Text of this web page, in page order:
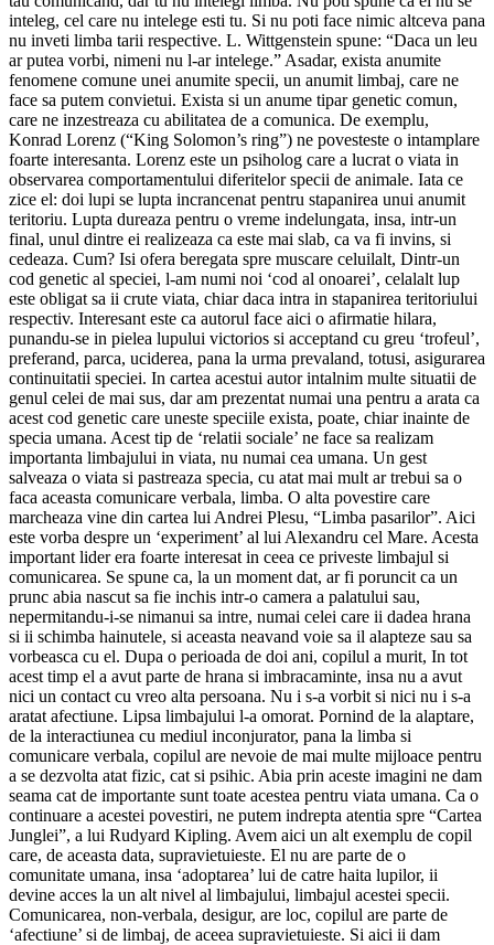
inteleg, cel care nu intelege esti tu. Si nu poti face nimic altceva pana
nu inveti limba tarii respective. L. Wittgenstein spune: “Daca un leu
ar putea vorbi, nimeni nu l-ar intelege.” Asadar, exista anumite
fenomene comune unei anumite specii, un anumit limbaj, care ne
face sa putem convietui. Exista si un anume tipar genetic comun,
care ne inzestreaza cu abilitatea de a comunica. De exemplu,
Konrad Lorenz (“King Solomon’s ring”) ne povesteste o intamplare
foarte interesanta. Lorenz este un psiholog care a lucrat o viata in
observarea comportamentului diferitelor specii de animale. Iata ce
zice el: doi lupi se lupta incrancenat pentru stapanirea unui anumit
teritoriu. Lupta dureaza pentru o vreme indelungata, insa, intr-un
final, unul dintre ei realizeaza ca este mai slab, ca va fi invins, si
cedeaza. Cum? Isi ofera beregata spre muscare celuilalt, Dintr-un
cod genetic al speciei, l-am numi noi ‘cod al onoarei’, celalalt lup
este obligat sa ii crute viata, chiar daca intra in stapanirea teritoriului
respectiv. Interesant este ca autorul face aici o afirmatie hilara,
punandu-se in pielea lupului victorios si acceptand cu greu ‘trofeul’,
preferand, parca, uciderea, pana la urma prevaland, totusi, asigurarea
continuitatii speciei. In cartea acestui autor intalnim multe situatii de
genul celei de mai sus, dar am prezentat numai una pentru a arata ca
acest cod genetic care uneste speciile exista, poate, chiar inainte de
specia umana. Acest tip de ‘relatii sociale’ ne face sa realizam
importanta limbajului in viata, nu numai cea umana. Un gest
salveaza o viata si pastreaza specia, cu atat mai mult ar trebui sa o
faca aceasta comunicare verbala, limba. O alta povestire care
marcheaza vine din cartea lui Andrei Plesu, “Limba pasarilor”. Aici
este vorba despre un ‘experiment’ al lui Alexandru cel Mare. Acesta
important lider era foarte interesat in ceea ce priveste limbajul si
comunicarea. Se spune ca, la un moment dat, ar fi poruncit ca un
prunc abia nascut sa fie inchis intr-o camera a palatului sau,
nepermitandu-i-se nimanui sa intre, numai celei care ii dadea hrana
si ii schimba hainutele, si aceasta neavand voie sa il alapteze sau sa
vorbeasca cu el. Dupa o perioada de doi ani, copilul a murit, In tot
acest timp el a avut parte de hrana si imbracaminte, insa nu a avut
nici un contact cu vreo alta persoana. Nu i s-a vorbit si nici nu i s-a
aratat afectiune. Lipsa limbajului l-a omorat. Pornind de la alaptare,
de la interactiunea cu mediul inconjurator, pana la limba si
comunicare verbala, copilul are nevoie de mai multe mijloace pentru
a se dezvolta atat fizic, cat si psihic. Abia prin aceste imagini ne dam
seama cat de importante sunt toate acestea pentru viata umana. Ca o
continuare a acestei povestiri, ne putem indrepta atentia spre “Cartea
Junglei”, a lui Rudyard Kipling. Avem aici un alt exemplu de copil
care, de aceasta data, supravietuieste. El nu are parte de o
comunitate umana, insa ‘adoptarea’ lui de catre haita lupilor, ii
devine acces la un alt nivel al limbajului, limbajul acestei specii.
Comunicarea, non-verbala, desigur, are loc, copilul are parte de
‘afectiune’ si de limbaj, de aceea supravietuieste. Si aici ii dam